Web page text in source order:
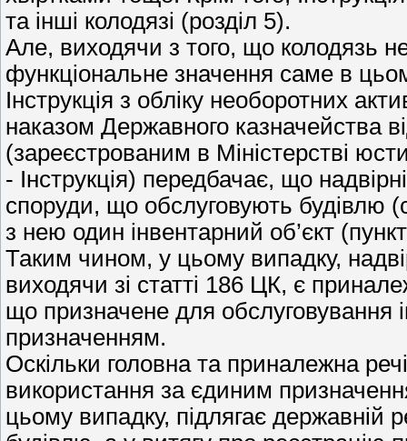
та інші колодязі (розділ 5).
Але, виходячи з того, що колодязь
функціональне значення саме в
Інструкція з обліку необоротних
наказом Державного казначейства
(зареєстрованим в Міністерстві
- Інструкція) передбачає, що
споруди, що обслуговують будівлю
з нею один інвентарний об’єкт
Таким чином, у цьому випадку,
виходячи зі статті 186 ЦК, є
що призначене для обслуговування
призначенням.
Оскільки головна та приналежна
використання за єдиним
цьому випадку, підлягає державній